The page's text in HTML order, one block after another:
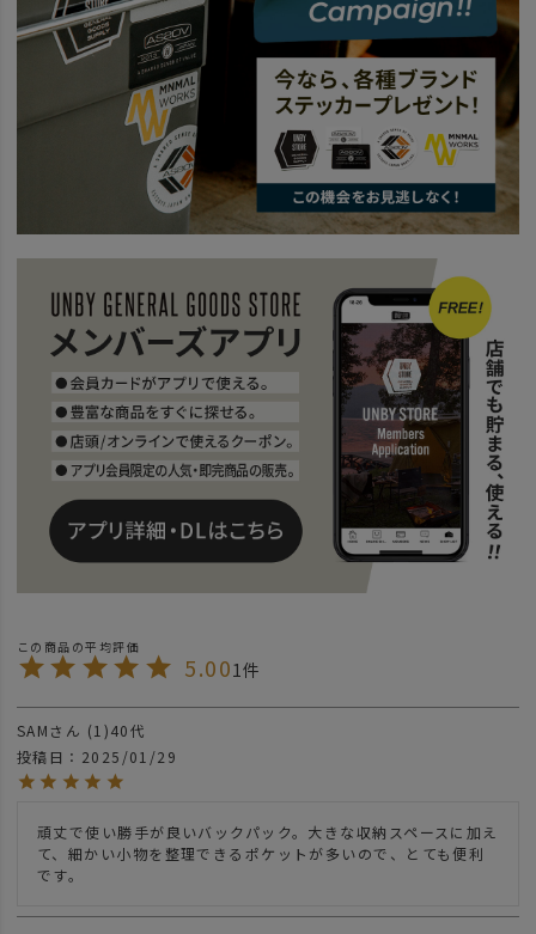
SPECIAL NOVELTY CAMPAIGN 25
UNBY STAFF ARCHIVES UNBY STAFF Blog 東京から大阪へ
AS2OV アッソブ
NOVELTYキャンペーン
5.001
SAM 1
40代
投稿日
2025/01/29
頑丈で使い勝手が良いバックパック。大きな収納スペースに加え
て、細かい小物を整理できるポケットが多いので、とても便利
です。